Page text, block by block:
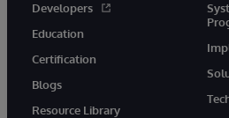
Developers
Education
Certification
Blogs
Resource Library